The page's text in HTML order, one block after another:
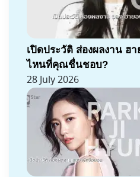
เปิดประวัติ ส่องผลงาน ฮา
ไหนที่คุณชื่นชอบ?
28 July 2026